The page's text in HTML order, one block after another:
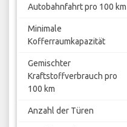
Autobahnfahrt pro 100 km
Minimale
Kofferraumkapazität
Gemischter
Kraftstoffverbrauch pro
100 km
Anzahl der Türen